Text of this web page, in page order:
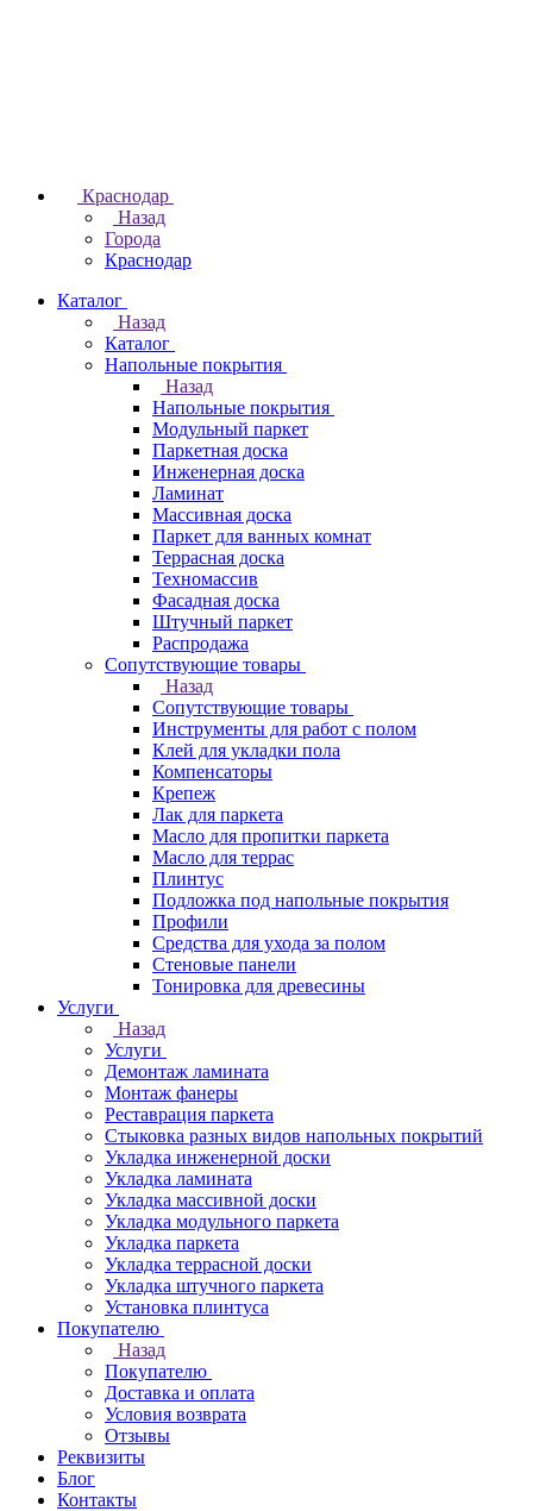
Краснодар
Назад
Города
Краснодар
Каталог
Назад
Каталог
Напольные покрытия
Назад
Напольные покрытия
Модульный паркет
Паркетная доска
Инженерная доска
Ламинат
Массивная доска
Паркет для ванных комнат
Террасная доска
Техномассив
Фасадная доска
Штучный паркет
Распродажа
Сопутствующие товары
Назад
Сопутствующие товары
Инструменты для работ с полом
Клей для укладки пола
Компенсаторы
Крепеж
Лак для паркета
Масло для пропитки паркета
Масло для террас
Плинтус
Подложка под напольные покрытия
Профили
Средства для ухода за полом
Стеновые панели
Тонировка для древесины
Услуги
Назад
Услуги
Демонтаж ламината
Монтаж фанеры
Реставрация паркета
Стыковка разных видов напольных покрытий
Укладка инженерной доски
Укладка ламината
Укладка массивной доски
Укладка модульного паркета
Укладка паркета
Укладка террасной доски
Укладка штучного паркета
Установка плинтуса
Покупателю
Назад
Покупателю
Доставка и оплата
Условия возврата
Отзывы
Реквизиты
Блог
Контакты